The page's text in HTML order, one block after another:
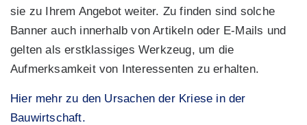
sie zu Ihrem Angebot weiter. Zu finden sind solche
Banner auch innerhalb von Artikeln oder E-Mails und
gelten als erstklassiges Werkzeug, um die
Aufmerksamkeit von Interessenten zu erhalten.
Hier mehr zu den Ursachen der Kriese in der
Bauwirtschaft.